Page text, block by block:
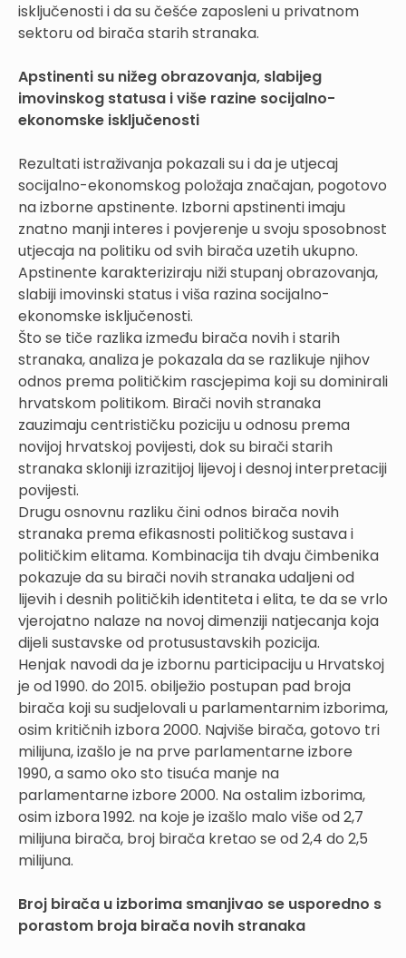
isključenosti i da su češće zaposleni u privatnom
sektoru od birača starih stranaka.
Apstinenti su nižeg obrazovanja, slabijeg
imovinskog statusa i više razine socijalno-
ekonomske isključenosti
Rezultati istraživanja pokazali su i da je utjecaj
socijalno-ekonomskog položaja značajan, pogotovo
na izborne apstinente. Izborni apstinenti imaju
znatno manji interes i povjerenje u svoju sposobnost
utjecaja na politiku od svih birača uzetih ukupno.
Apstinente karakteriziraju niži stupanj obrazovanja,
slabiji imovinski status i viša razina socijalno-
ekonomske isključenosti.
Što se tiče razlika između birača novih i starih
stranaka, analiza je pokazala da se razlikuje njihov
odnos prema političkim rascjepima koji su dominirali
hrvatskom politikom. Birači novih stranaka
zauzimaju centrističku poziciju u odnosu prema
novijoj hrvatskoj povijesti, dok su birači starih
stranaka skloniji izrazitijoj lijevoj i desnoj interpretaciji
povijesti.
Drugu osnovnu razliku čini odnos birača novih
stranaka prema efikasnosti političkog sustava i
političkim elitama. Kombinacija tih dvaju čimbenika
pokazuje da su birači novih stranaka udaljeni od
lijevih i desnih političkih identiteta i elita, te da se vrlo
vjerojatno nalaze na novoj dimenziji natjecanja koja
dijeli sustavske od protusustavskih pozicija.
Henjak navodi da je izbornu participaciju u Hrvatskoj
je od 1990. do 2015. obilježio postupan pad broja
birača koji su sudjelovali u parlamentarnim izborima,
osim kritičnih izbora 2000. Najviše birača, gotovo tri
milijuna, izašlo je na prve parlamentarne izbore
1990, a samo oko sto tisuća manje na
parlamentarne izbore 2000. Na ostalim izborima,
osim izbora 1992. na koje je izašlo malo više od 2,7
milijuna birača, broj birača kretao se od 2,4 do 2,5
milijuna.
Broj birača u izborima smanjivao se usporedno s
porastom broja birača novih stranaka